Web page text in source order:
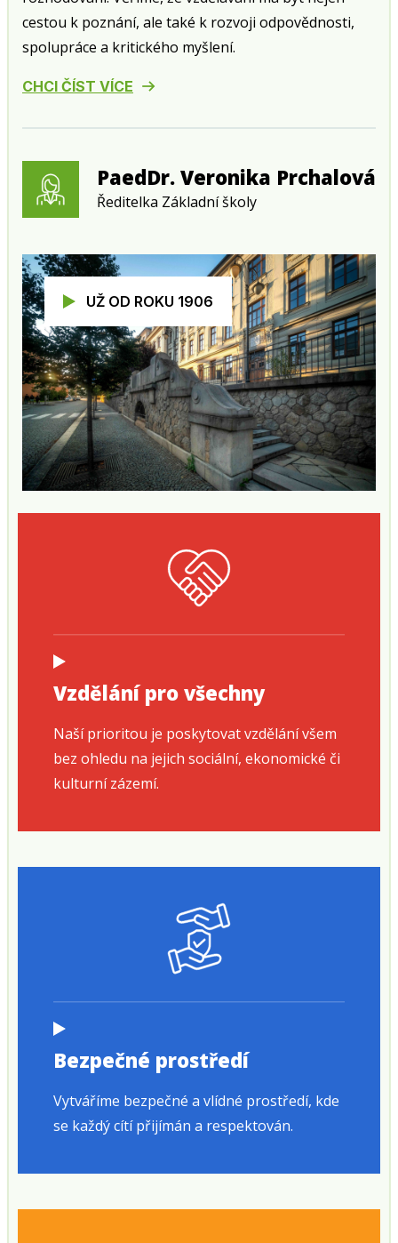
cestou k poznání, ale také k rozvoji odpovědnosti,
spolupráce a kritického myšlení.
CHCI ČÍST VÍCE
PaedDr. Veronika Prchalová
Ředitelka Základní školy
UŽ OD ROKU 1906
Vzdělání pro všechny
Naší prioritou je poskytovat vzdělání všem
bez ohledu na jejich sociální, ekonomické či
kulturní zázemí.
Bezpečné prostředí
Vytváříme bezpečné a vlídné prostředí, kde
se každý cítí přijímán a respektován.